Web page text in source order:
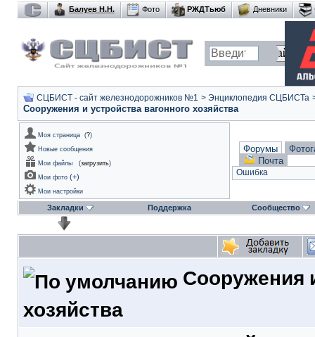
Балуев Н.Н. Фото РЖДТьюб Дневники
СЦБИСТ - сайт железнодорожников №1 > Энциклопедия СЦБИСТа
Сооружения и устройства вагонного хозяйства
Моя страница (?)
Новые сообщения
Мои файлы
(загрузить)
Мои фото (+)
Мои настройки
Форумы
Почта
Ошибка
Закладки Поддержка Сообщество
Сооружения
хозяйства